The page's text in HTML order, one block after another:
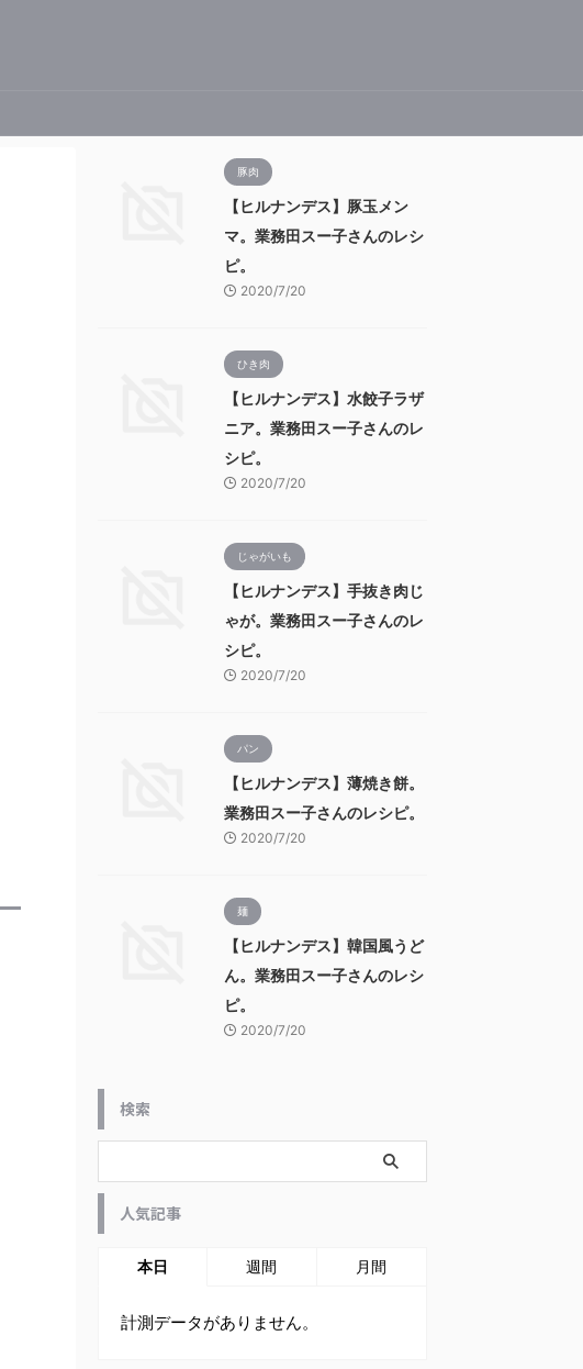
豚肉
【ヒルナンデス】豚玉メン
マ。業務田スー子さんのレシ
ピ。
2020/7/20
ひき肉
【ヒルナンデス】水餃子ラザ
ニア。業務田スー子さんのレ
シピ。
2020/7/20
じゃがいも
【ヒルナンデス】手抜き肉じ
ゃが。業務田スー子さんのレ
シピ。
2020/7/20
パン
【ヒルナンデス】薄焼き餅。
業務田スー子さんのレシピ。
2020/7/20
麺
【ヒルナンデス】韓国風うど
ん。業務田スー子さんのレシ
ピ。
2020/7/20
検索
人気記事
本日 週間 月間
計測データがありません。